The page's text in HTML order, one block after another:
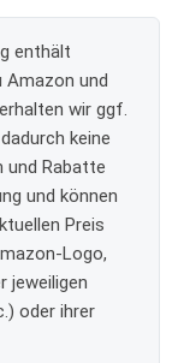
enthält
Amazon und
wir ggf.
keine
und Rabatte
und können
Preis
Logo,
jeweiligen
oder ihrer